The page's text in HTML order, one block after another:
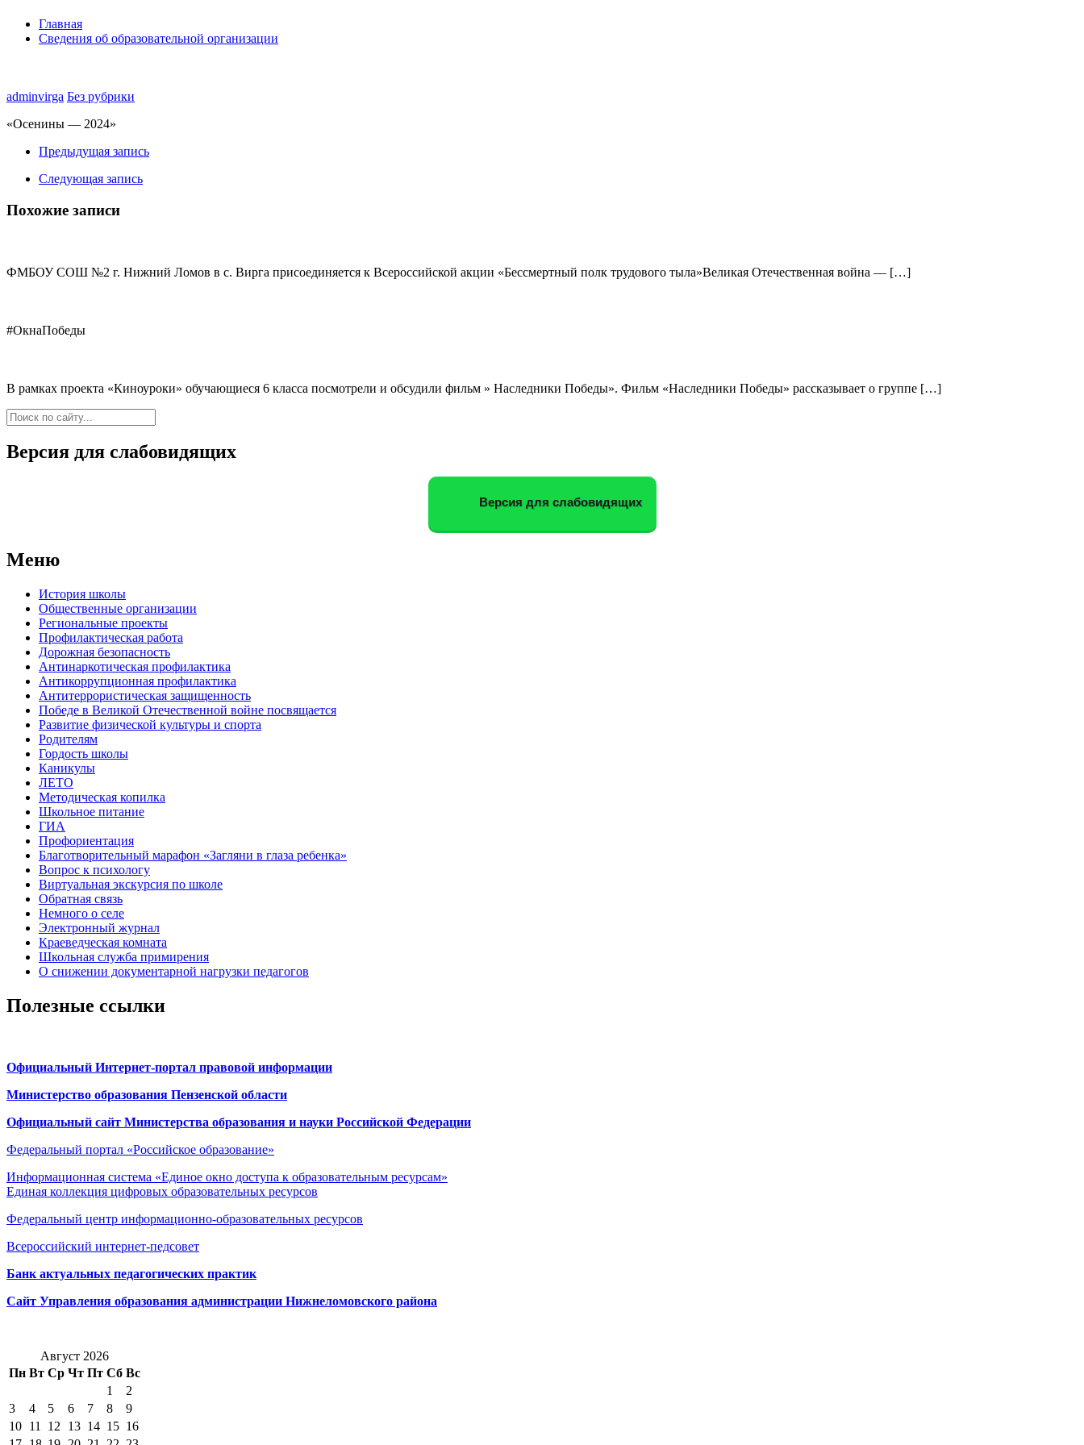
Главная
Сведения об образовательной организации
adminvirga Без рубрики
«Осенины — 2024»
Предыдущая запись
Следующая запись
Похожие записи
ФМБОУ СОШ №2 г. Нижний Ломов в с. Вирга присоединяется к Всероссийской акции «Бессмертный полк трудового тыла»Великая Отечественная война — […]
#ОкнаПобеды
В рамках проекта «Киноуроки» обучающиеся 6 класса посмотрели и обсудили фильм » Наследники Победы». Фильм «Наследники Победы» рассказывает о группе […]
Версия для слабовидящих
Версия для слабовидящих
Меню
История школы
Общественные организации
Региональные проекты
Профилактическая работа
Дорожная безопасность
Антинаркотическая профилактика
Антикоррупционная профилактика
Антитеррористическая защищенность
Победе в Великой Отечественной войне посвящается
Развитие физической культуры и спорта
Родителям
Гордость школы
Каникулы
ЛЕТО
Методическая копилка
Школьное питание
ГИА
Профориентация
Благотворительный марафон «Загляни в глаза ребенка»
Вопрос к психологу
Виртуальная экскурсия по школе
Обратная связь
Немного о селе
Электронный журнал
Краеведческая комната
Школьная служба примирения
О снижении документарной нагрузки педагогов
Полезные ссылки
Официальный Интернет-портал правовой информации
Министерство образования Пензенской области
Официальный сайт Министерства образования и науки Российской Федерации
Федеральный портал «Российское образование»
Информационная система «Единое окно доступа к образовательным ресурсам»
Единая коллекция цифровых образовательных ресурсов
Федеральный центр информационно-образовательных ресурсов
Всероссийский интернет-педсовет
Банк актуальных педагогических практик
Сайт Управления образования администрации Нижнеломовского района
Август 2026
Пн Вт Ср Чт Пт Сб Вс
1
2
3
4 5 6 7 8
9
10 11 12 13 14 15 16